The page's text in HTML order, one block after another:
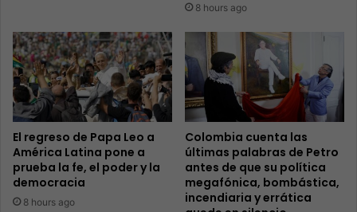
8 hours ago
El regreso de Papa Leo a
América Latina pone a
prueba la fe, el poder y la
democracia
8 hours ago
Colombia cuenta las
últimas palabras de Petro
antes de que su política
megafónica, bombástica,
incendiaria y errática